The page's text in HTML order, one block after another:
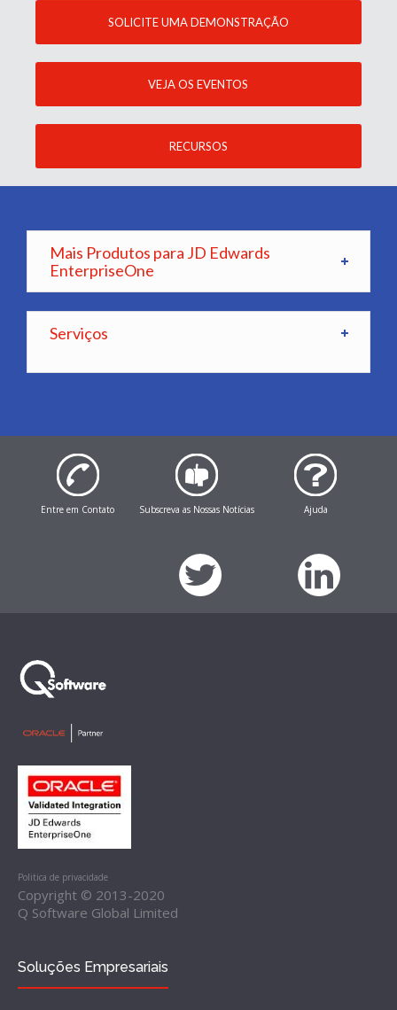
SOLICITE UMA DEMONSTRAÇÃO
VEJA OS EVENTOS
RECURSOS
Mais Produtos para JD Edwards
EnterpriseOne
Serviços
Entre em Contato Subscreva as Nossas Notícias Ajuda
Politica de privacidade
Copyright © 2013-2020
Q Software Global Limited
Soluções Empresariais